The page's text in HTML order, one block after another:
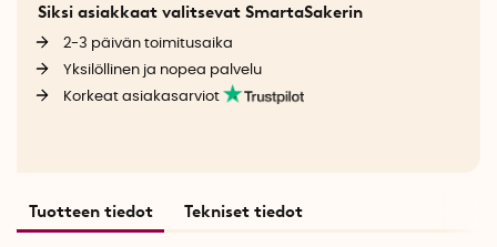
Siksi asiakkaat valitsevat SmartaSakerin
2-3 päivän toimitusaika
Yksilöllinen ja nopea palvelu
Korkeat asiakasarviot
Tuotteen tiedot Tekniset tiedot